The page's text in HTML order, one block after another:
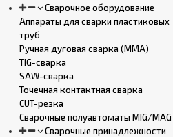
Сварочное оборудование
Аппараты для сварки пластиковых
труб
Ручная дуговая сварка (MMA)
TIG-сварка
SAW-сварка
Точечная контактная сварка
CUT-резка
Сварочные полуавтоматы MIG/MAG
Сварочные принадлежности